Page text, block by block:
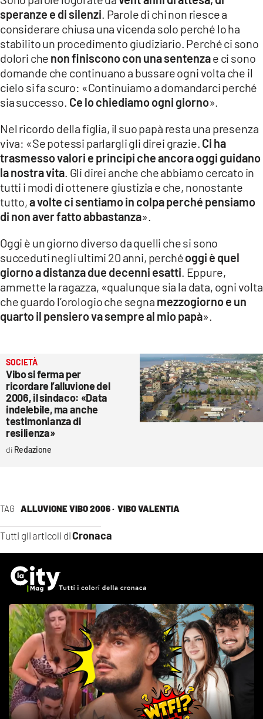
TAG ALLUVIONE VIBO 2006 · VIBO VALENTIA
Tutti gli articoli diCronaca
speranze e di silenzi . Parole di chi non riesce a
considerare chiusa una vicenda solo perché lo ha
stabilito un procedimento giudiziario. Perché ci sono
dolori che non finiscono con una sentenzae ci sono
domande che continuano a bussare ogni volta che il
cielo si fa scuro: «Continuiamo a domandarci perché
sia successo. Ce lo chiediamo ogni giorno».
Nel ricordo della figlia, il suo papà resta una presenza
viva: «Se potessi parlargli gli direi grazie. Ci ha
trasmesso valori e principi che ancora oggi guidano
la nostra vita . Gli direi anche che abbiamo cercato in
tutti i modi di ottenere giustizia e che, nonostante
tutto,a volte ci sentiamo in colpa perché pensiamo
di non aver fatto abbastanza».
Oggi è un giorno diverso da quelli che si sono
succeduti negli ultimi 20 anni, perchéoggi è quel
giorno a distanza due decenni esatti . Eppure,
ammette la ragazza, «qualunque sia la data, ogni volta
che guardo l’orologio che segna mezzogiorno e un
quarto il pensiero va sempre al mio papà».
SOCIETÀ
Vibo si ferma per
ricordare l’alluvione del
2006, il sindaco: «Data
indelebile, ma anche
testimonianza di
resilienza»
Redazione